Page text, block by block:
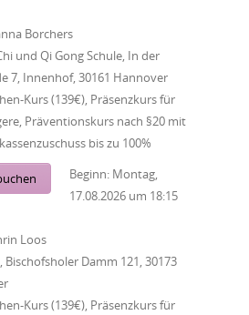
Borchers
und Qi Gong Schule, In der
7, Innenhof, 30161 Hannover
Kurs (139€), Präsenzkurs für
Präventionskurs nach §20 mit
bis zu 100%
Beginn: Montag,
17.08.2026 um 18:15
Loos
Bischofsholer Damm 121, 30173
Kurs (139€), Präsenzkurs für